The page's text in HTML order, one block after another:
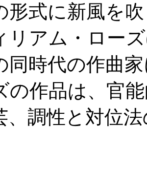
形式に新風を
リアム・ロー
同時代の作曲
の作品は、官
、調性と対位